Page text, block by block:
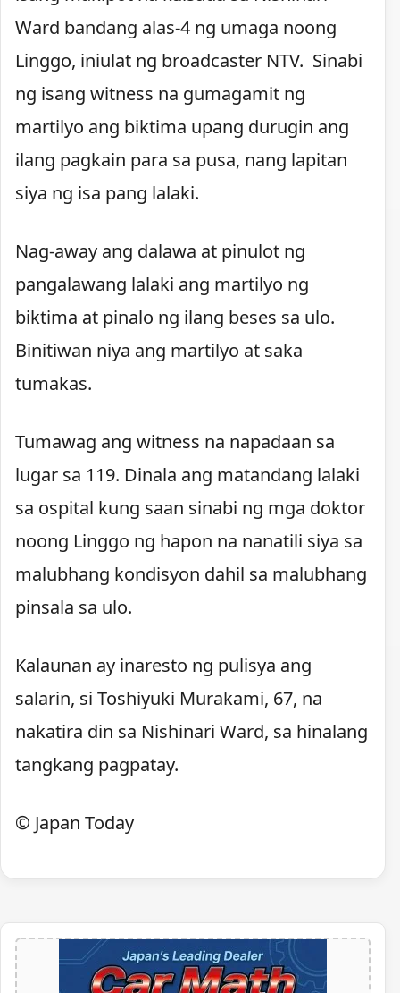
Ward bandang alas-4 ng umaga noong
Linggo, iniulat ng broadcaster NTV. Sinabi
ng isang witness na gumagamit ng
martilyo ang biktima upang durugin ang
ilang pagkain para sa pusa, nang lapitan
siya ng isa pang lalaki.
Nag-away ang dalawa at pinulot ng
pangalawang lalaki ang martilyo ng
biktima at pinalo ng ilang beses sa ulo.
Binitiwan niya ang martilyo at saka
tumakas.
Tumawag ang witness na napadaan sa
lugar sa 119. Dinala ang matandang lalaki
sa ospital kung saan sinabi ng mga doktor
noong Linggo ng hapon na nanatili siya sa
malubhang kondisyon dahil sa malubhang
pinsala sa ulo.
Kalaunan ay inaresto ng pulisya ang
salarin, si Toshiyuki Murakami, 67, na
nakatira din sa Nishinari Ward, sa hinalang
tangkang pagpatay.
© Japan Today